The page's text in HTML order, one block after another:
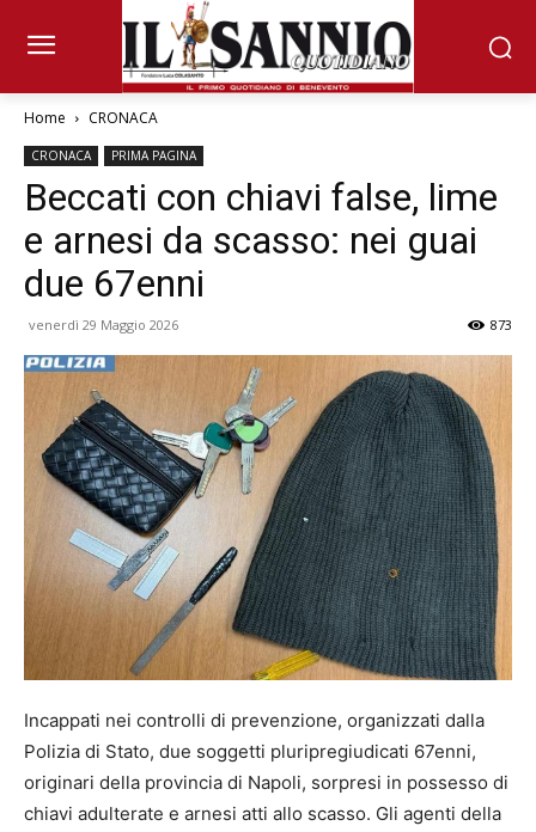
Home CRONACA
CRONACA PRIMA PAGINA
Beccati con chiavi false, lime
e arnesi da scasso: nei guai
due 67enni
venerdì 29 Maggio 2026 873
Incappati nei controlli di prevenzione, organizzati dalla
Polizia di Stato, due soggetti pluripregiudicati 67enni,
originari della provincia di Napoli, sorpresi in possesso di
chiavi adulterate e arnesi atti allo scasso. Gli agenti della